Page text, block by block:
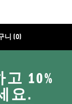
니 (0)
10%
요.